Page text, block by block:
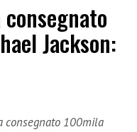
Jackson:
consegnato 100mila